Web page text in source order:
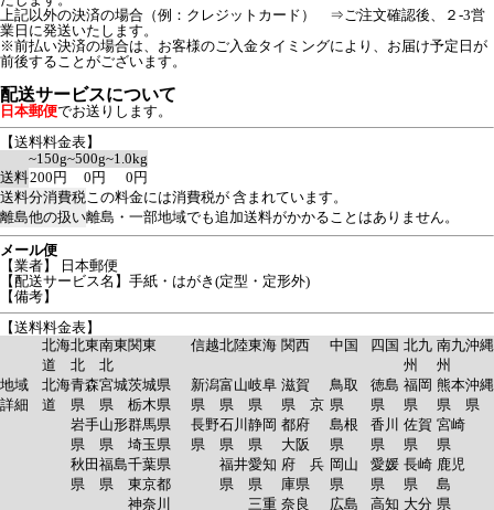
上記以外の決済の場合（例：クレジットカード） ⇒ご注文確認後、２-3営
業日に発送いたします。
※前払い決済の場合は、お客様のご入金タイミングにより、お届け予定日が
前後することがございます。
配送サービスについて
日本郵便でお送りします。
【送料料金表】
~150g~500g~1.0kg
送料200円 0円
0円
送料分消費税この料金には消費税が 含まれています。
離島他の扱い離島・一部地域でも追加送料がかかることはありません。
メール便
【業者】 日本郵便
【配送サービス名】手紙・はがき(定型・定形外)
【備考】
【送料料金表】
北海
道
北東
北
南東
北
関東 信越北陸東海 関西 中国 四国 北九
州
南九
州
沖縄
地域
詳細
北海
道
青森
県
岩手
県
秋田
県
宮城
県
山形
県
福島
県
茨城県
栃木県
群馬県
埼玉県
千葉県
東京都
神奈川
新潟
県
長野
県
富山
県
石川
県
福井
県
岐阜
県
静岡
県
愛知
県
三重
滋賀
県 京
都府
大阪
府 兵
庫県
奈良
鳥取
県
島根
県
岡山
県
広島
徳島
県
香川
県
愛媛
県
高知
福岡
県
佐賀
県
長崎
県
大分
熊本
県
宮崎
県
鹿児
島
県
沖縄
県